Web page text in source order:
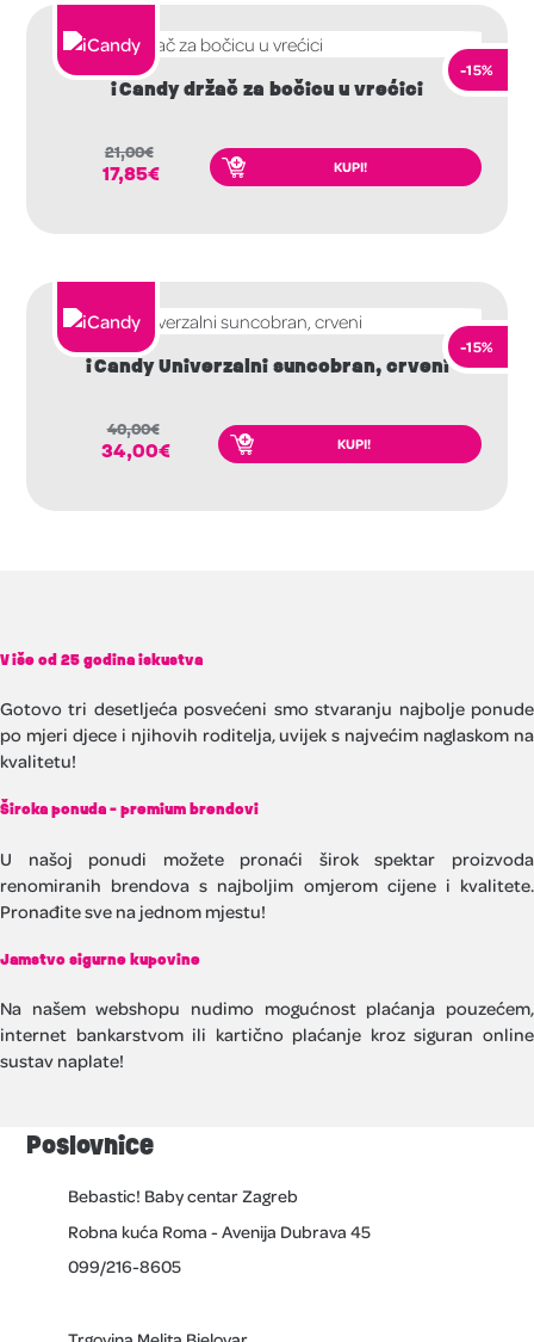
-15%
iCandy držač za bočicu u vrećici
21,00€
17,85€ KUPI!
-15%
iCandy Univerzalni suncobran, crveni
40,00€
34,00€ KUPI!
Više od 25 godina iskustva
Gotovo tri desetljeća posvećeni smo stvaranju najbolje ponude
po mjeri djece i njihovih roditelja, uvijek s najvećim naglaskom na
kvalitetu!
Široka ponuda - premium brendovi
U našoj ponudi možete pronaći širok spektar proizvoda
renomiranih brendova s najboljim omjerom cijene i kvalitete.
Pronađite sve na jednom mjestu!
Jamstvo sigurne kupovine
Na našem webshopu nudimo mogućnost plaćanja pouzećem,
internet bankarstvom ili kartično plaćanje kroz siguran online
sustav naplate!
Poslovnice
Bebastic! Baby centar Zagreb
Robna kuća Roma - Avenija Dubrava 45
099/216-8605